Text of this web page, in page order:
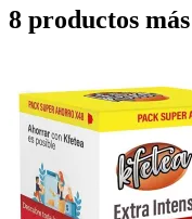
8 productos